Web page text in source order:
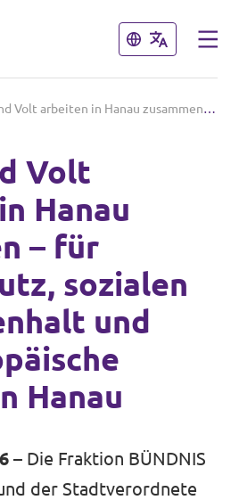
Schließen
Shop
Schließen
Grüne und Volt arbeiten in Hanau zusammen – für Klimaschutz, sozialen Zusammenhalt und eine europäische Zukunft in Hanau
Volt
Hanau
– für
sozialen
und
Hanau
– Die Fraktion BÜNDNIS
der Stadtverordnete